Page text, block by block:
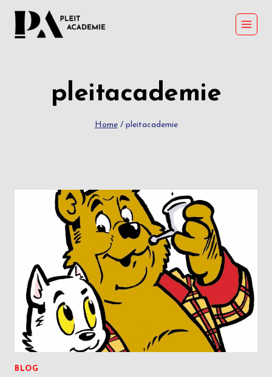
Skip
pleitacademie
Home / pleitacademie
BLOG